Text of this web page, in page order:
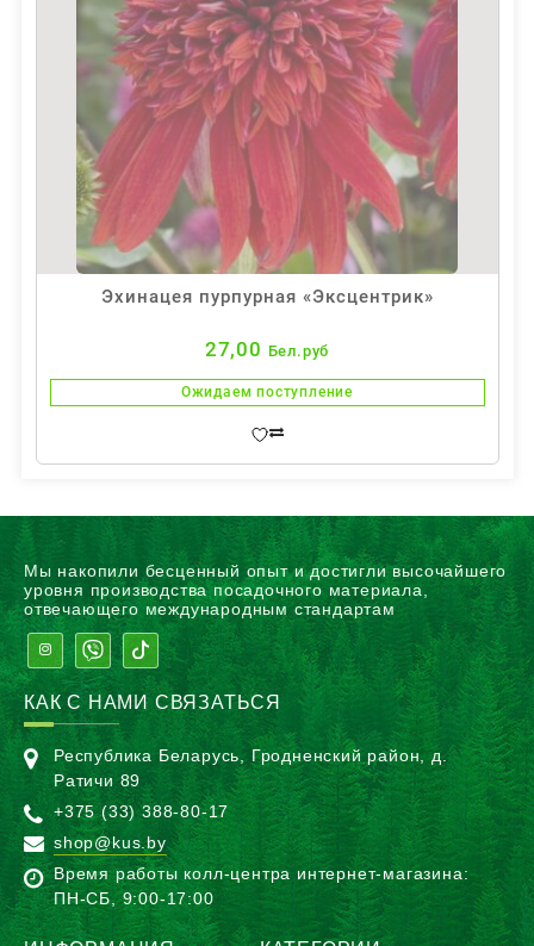
Эхинацея пурпурная «Эксцентрик»
27,00 Бел.руб
Ожидаем поступление
Мы накопили бесценный опыт и достигли высочайшего
уровня производства посадочного материала,
отвечающего международным стандартам
КАК С НАМИ СВЯЗАТЬСЯ
Республика Беларусь, Гродненский район, д.
Ратичи 89
+375 (33) 388-80-17
shop@kus.by
Время работы колл-центра интернет-магазина:
ПН-CБ, 9:00-17:00